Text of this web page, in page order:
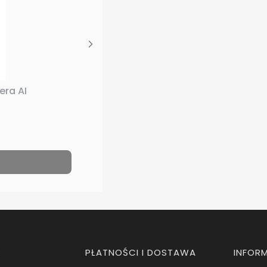
AI
PŁATNOŚCI I DOSTAWA